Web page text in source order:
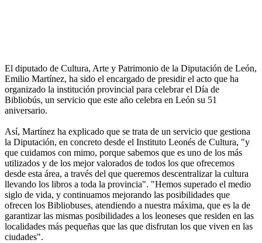
El diputado de Cultura, Arte y Patrimonio de la Diputación de León,
Emilio Martínez, ha sido el encargado de presidir el acto que ha
organizado la institución provincial para celebrar el Día de
Bibliobús, un servicio que este año celebra en León su 51
aniversario.
Así, Martínez ha explicado que se trata de un servicio que gestiona
la Diputación, en concreto desde el Instituto Leonés de Cultura, "y
que cuidamos con mimo, porque sabemos que es uno de los más
utilizados y de los mejor valorados de todos los que ofrecemos
desde esta área, a través del que queremos descentralizar la cultura
llevando los libros a toda la provincia". "Hemos superado el medio
siglo de vida, y continuamos mejorando las posibilidades que
ofrecen los Bibliobuses, atendiendo a nuestra máxima, que es la de
garantizar las mismas posibilidades a los leoneses que residen en las
localidades más pequeñas que las que disfrutan los que viven en las
ciudades".